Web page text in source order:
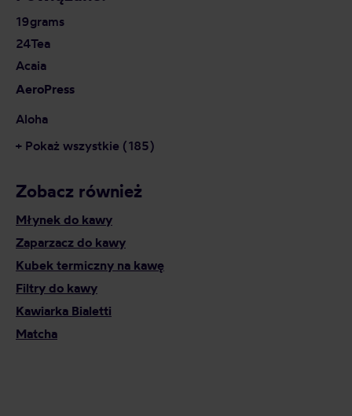
19grams
24Tea
Acaia
AeroPress
Aloha
+ Pokaż wszystkie (185)
Zobacz również
Młynek do kawy
Zaparzacz do kawy
Kubek termiczny na kawę
Filtry do kawy
Kawiarka Bialetti
Matcha